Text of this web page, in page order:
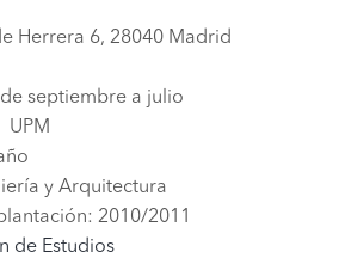
Herrera 6, 28040 Madrid
septiembre a julio
UPM
y Arquitectura
2010/2011
de Estudios